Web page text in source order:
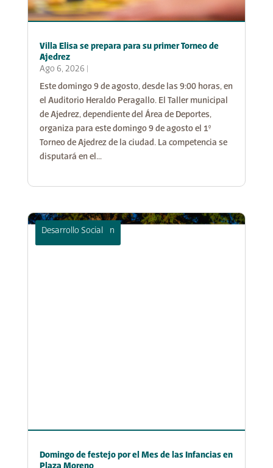
Villa Elisa se prepara para su primer Torneo de
Ajedrez
Ago 6, 2026
Este domingo 9 de agosto, desde las 9:00 horas, en
el Auditorio Heraldo Peragallo. El Taller municipal
de Ajedrez, dependiente del Área de Deportes,
organiza para este domingo 9 de agosto el 1°
Torneo de Ajedrez de la ciudad. La competencia se
disputará en el...
Domingo de festejo por el Mes de las Infancias en
Cultura y Educación
Desarrollo Social